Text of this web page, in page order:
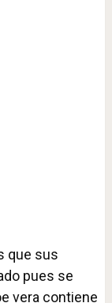
que sus
pues se
vera contiene